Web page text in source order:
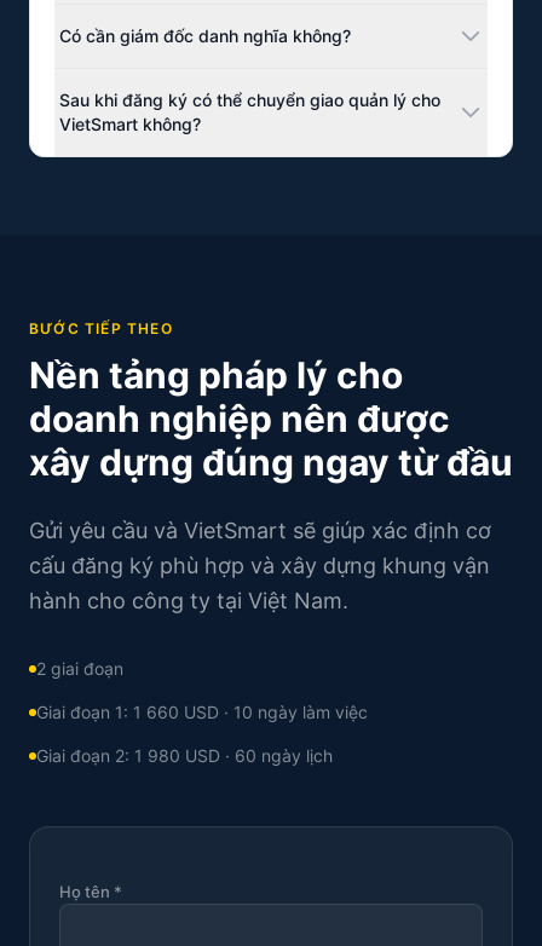
bắt đầu hoạt động kinh doanh hoặc chuyển sang mô
Có cần giám đốc danh nghĩa không?
giám đốc danh nghĩa như một module riêng biệt.
Sau khi đăng ký có thể chuyển giao quản lý cho
VietSmart không?
BƯỚC TIẾP THEO
Nền tảng pháp lý cho
doanh nghiệp nên được
xây dựng đúng ngay từ đầu
Gửi yêu cầu và VietSmart sẽ giúp xác định cơ
cấu đăng ký phù hợp và xây dựng khung vận
hành cho công ty tại Việt Nam.
2 giai đoạn
Giai đoạn 1: 1 660 USD · 10 ngày làm việc
Giai đoạn 2: 1 980 USD · 60 ngày lịch
Họ tên *